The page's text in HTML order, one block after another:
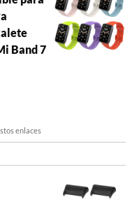
Band 7
enlaces